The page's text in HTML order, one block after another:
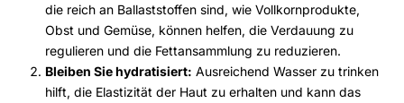
die reich an Ballaststoffen sind, wie Vollkornprodukte,
Obst und Gemüse, können helfen, die Verdauung zu
regulieren und die Fettansammlung zu reduzieren.
Bleiben Sie hydratisiert: Ausreichend Wasser zu trinken
hilft, die Elastizität der Haut zu erhalten und kann das